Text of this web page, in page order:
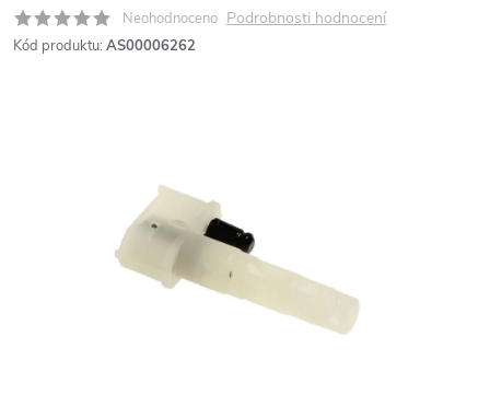
Neohodnoceno Podrobnosti hodnocení
Kód produktu: AS00006262